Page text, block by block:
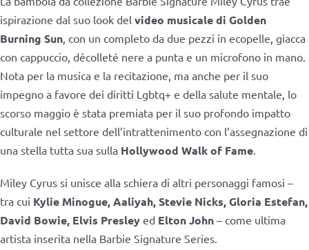
ispirazione dal suo look del video musicale di Golden
Burning Sun, con un completo da due pezzi in ecopelle, giacca
con cappuccio, décolleté nere a punta e un microfono in mano.
Nota per la musica e la recitazione, ma anche per il suo
impegno a favore dei diritti Lgbtq+ e della salute mentale, lo
scorso maggio è stata premiata per il suo profondo impatto
culturale nel settore dell’intrattenimento con l’assegnazione di
una stella tutta sua sulla Hollywood Walk of Fame.
Miley Cyrus si unisce alla schiera di altri personaggi famosi –
tra cui Kylie Minogue, Aaliyah, Stevie Nicks, Gloria Estefan,
David Bowie, Elvis Presley ed Elton John – come ultima
artista inserita nella Barbie Signature Series.